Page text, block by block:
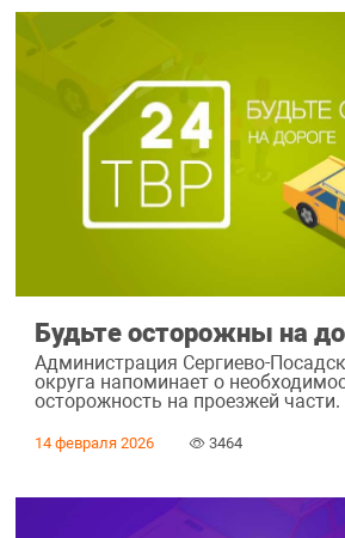
Будьте осторожны на
Администрация Сергиево-
округа напоминает о
осторожность на проезжей части.
14 февраля 2026 3464